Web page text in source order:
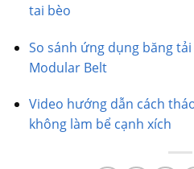
tai bèo
So sánh ứng dụng băng
Modular Belt
Video hướng dẫn cách
không làm bể cạnh xích